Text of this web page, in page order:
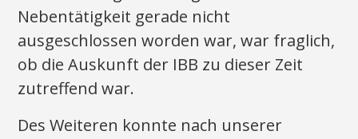
Nebentätigkeit gerade nicht
ausgeschlossen worden war, war fraglich,
ob die Auskunft der IBB zu dieser Zeit
zutreffend war.
Des Weiteren konnte nach unserer